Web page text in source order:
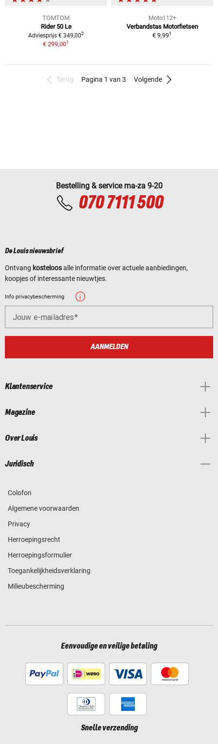
TOMTOM
Rider 50 Le
Adviesprijs € 349,002
€ 299,001
Moto112+
Verbandstas Motorfietsen
€ 9,991
Terug Pagina 1 van 3 Volgende
Bestelling & service ma-za 9-20
070 7111 500
De Louis nieuwsbrief
Ontvang kosteloosalle informatie over actuele aanbiedingen,
koopjes of interessante nieuwtjes.
Info privacybescherming
Jouw e-mailadres
AANMELDEN
Klantenservice
Magazine
Over Louis
Juridisch
Colofon
Algemene voorwaarden
Privacy
Herroepingsrecht
Herroepingsformulier
Toegankelijkheidsverklaring
Milieubescherming
Eenvoudige en veilige betaling
Snelle verzending